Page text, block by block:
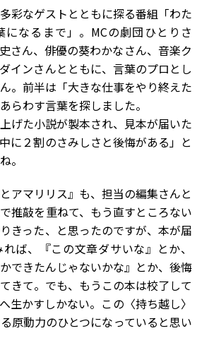
彩なゲストとともに探る番組「わた
になるまで」。MCの劇団ひとりさ
さん、俳優の葵わかなさん、音楽ク
インさんとともに、言葉のプロとし
。前半は「大きな仕事をやり終えた
らわす言葉を探しました。
げた小説が製本され、見本が届いた
に２割のさみしさと後悔がある」と
。
アマリリス』も、担当の編集さんと
推敲を重ねて、もう直すところない
きった、と思ったのですが、本が届
ば、『この文章ダサいな』とか、
できたんじゃないかな』とか、後悔
きて。でも、もうこの本は校了して
生かすしかない。この〈持ち越し〉
原動力のひとつになっていると思い